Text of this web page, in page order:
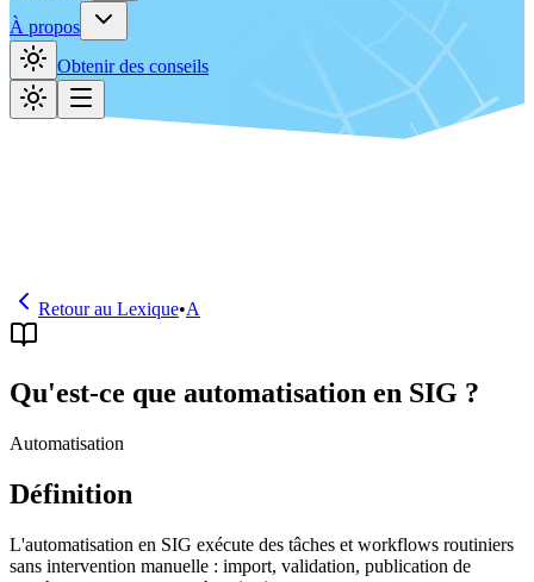
À propos
Obtenir des conseils
Retour au Lexique•A
Qu'est-ce que automatisation en SIG ?
Automatisation
Définition
L'automatisation en SIG exécute des tâches et workflows routiniers
sans intervention manuelle : import, validation, publication de